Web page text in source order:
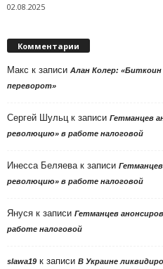
02.08.2025
Комментарии
Макс к записи Алан Колер:
переворот»
Сергей Шульц к записи Гетманцев
революцию» в работе налоговой
Инесса Беляева к записи
революцию» в работе налоговой
Януся к записи Гетманцев
работе налоговой
slawa19 к записи В Украине